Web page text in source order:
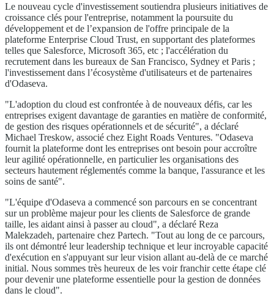
Le nouveau cycle d'investissement soutiendra plusieurs initiatives de
croissance clés pour l'entreprise, notamment la poursuite du
développement et de l’expansion de l'offre principale de la
plateforme Enterprise Cloud Trust, en supportant des plateformes
telles que Salesforce, Microsoft 365, etc ; l'accélération du
recrutement dans les bureaux de San Francisco, Sydney et Paris ;
l'investissement dans l’écosystème d'utilisateurs et de partenaires
d'Odaseva.
"L'adoption du cloud est confrontée à de nouveaux défis, car les
entreprises exigent davantage de garanties en matière de conformité,
de gestion des risques opérationnels et de sécurité", a déclaré
Michael Treskow, associé chez Eight Roads Ventures. "Odaseva
fournit la plateforme dont les entreprises ont besoin pour accroître
leur agilité opérationnelle, en particulier les organisations des
secteurs hautement réglementés comme la banque, l'assurance et les
soins de santé".
"L'équipe d'Odaseva a commencé son parcours en se concentrant
sur un problème majeur pour les clients de Salesforce de grande
taille, les aidant ainsi à passer au cloud", a déclaré Reza
Malekzadeh, partenaire chez Partech. "Tout au long de ce parcours,
ils ont démontré leur leadership technique et leur incroyable capacité
d'exécution en s'appuyant sur leur vision allant au-delà de ce marché
initial. Nous sommes très heureux de les voir franchir cette étape clé
pour devenir une plateforme essentielle pour la gestion de données
dans le cloud".